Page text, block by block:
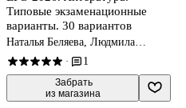
Типовые экзаменационные
варианты. 30 вариантов
Наталья Беляева, Людмила
Гороховская, Сергей Зинин
· 1
Забрать
из магазина